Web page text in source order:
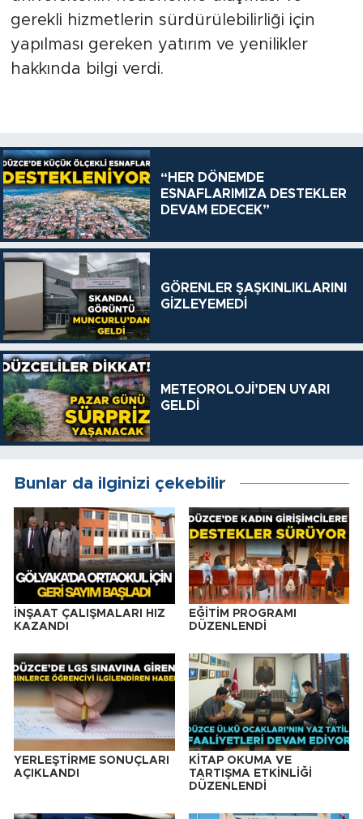
gerekli hizmetlerin sürdürülebilirliği için
yapılması gereken yatırım ve yenilikler
hakkında bilgi verdi.
“HER DÖNEMDE
ESNAFLARIMIZA DESTEKLER
DEVAM EDECEK”
GÖRENLER ŞAŞKINLIKLARINI
GİZLEYEMEDİ
METEOROLOJİ’DEN UYARI
GELDİ
Bunlar da ilginizi çekebilir
İNŞAAT ÇALIŞMALARI HIZ
KAZANDI
EĞİTİM PROGRAMI
DÜZENLENDİ
YERLEŞTİRME SONUÇLARI
AÇIKLANDI
KİTAP OKUMA VE
TARTIŞMA ETKİNLİĞİ
DÜZENLENDİ